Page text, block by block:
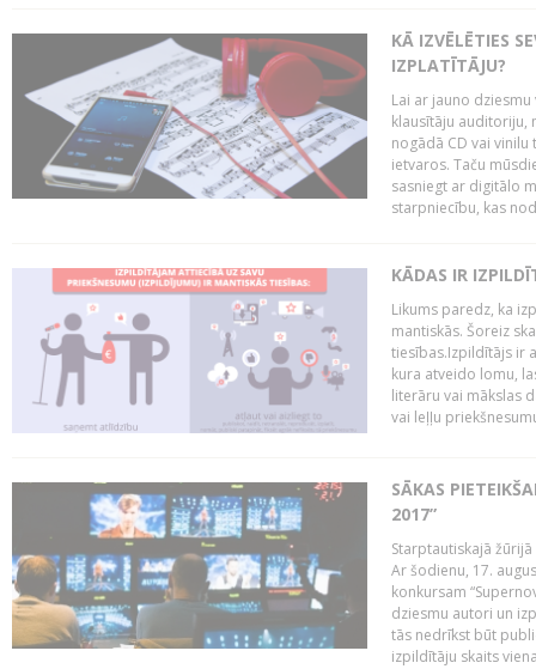
KĀ IZVĒLĒTIES
IZPLATĪTĀJU?
Lai ar jauno
klausītāju auditoriju,
nogādā CD vai
ietvaros. Taču
sasniegt ar digitālo
starpniecību, kas
KĀDAS IR
Likums paredz, ka
mantiskās. Šoreiz
tiesības.Izpildītājs ir
kura atveido lomu,
literāru vai mākslas
vai leļļu
SĀKAS
2017”
Starptautiskajā
Ar šodienu, 17.
konkursam
dziesmu autori un
tās nedrīkst būt
izpildītāju skaits